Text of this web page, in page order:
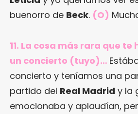
buenorro de Beck. (O)
11. La cosa más rara que te
un concierto (tuyo)…
concierto y teníamos una
partido del Real Madrid y la
emocionaba y aplaudían,